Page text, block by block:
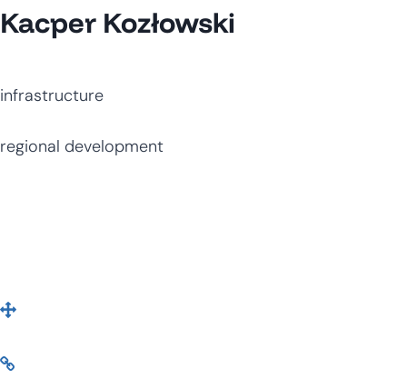
Kacper Kozłowski
infrastructure
regional development